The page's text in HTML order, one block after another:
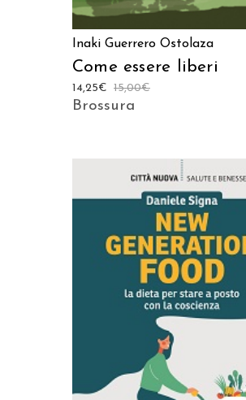
Inaki Guerrero Ostolaza
Come essere liberi
15,00€
14,25€
Brossura
AGGIUNGI AL CARRELLO